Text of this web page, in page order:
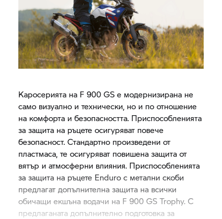
Каросерията на F 900 GS е модернизирана не
само визуално и технически, но и по отношение
на комфорта и безопасността. Приспособленията
за защита на ръцете осигуряват повече
безопасност. Стандартно произведени от
пластмаса, те осигуряват повишена защита от
вятър и атмосферни влияния. Приспособленията
за защита на ръцете Enduro с метални скоби
предлагат допълнителна защита на всички
обичащи екшъна водачи на F 900GS Trophy. С
предлаганата допълнително подготовка за